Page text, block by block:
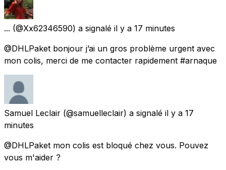
... (@Xx62346590) a signalé il y a 17 minutes
@DHLPaket bonjour j’ai un gros problème urgent avec
mon colis, merci de me contacter rapidement #arnaque
Samuel Leclair (@samuelleclair) a signalé il y a 17
minutes
@DHLPaket mon colis est bloqué chez vous. Pouvez
vous m'aider ?